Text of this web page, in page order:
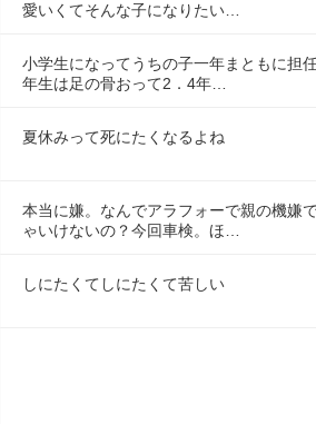
愛いくてそんな子になりたい…
小学生になってうちの子一年まともに担
年生は足の骨おって2．4年…
夏休みって死にたくなるよね
本当に嫌。なんでアラフォーで親の機嫌
ゃいけないの？今回車検。ほ…
しにたくてしにたくて苦しい